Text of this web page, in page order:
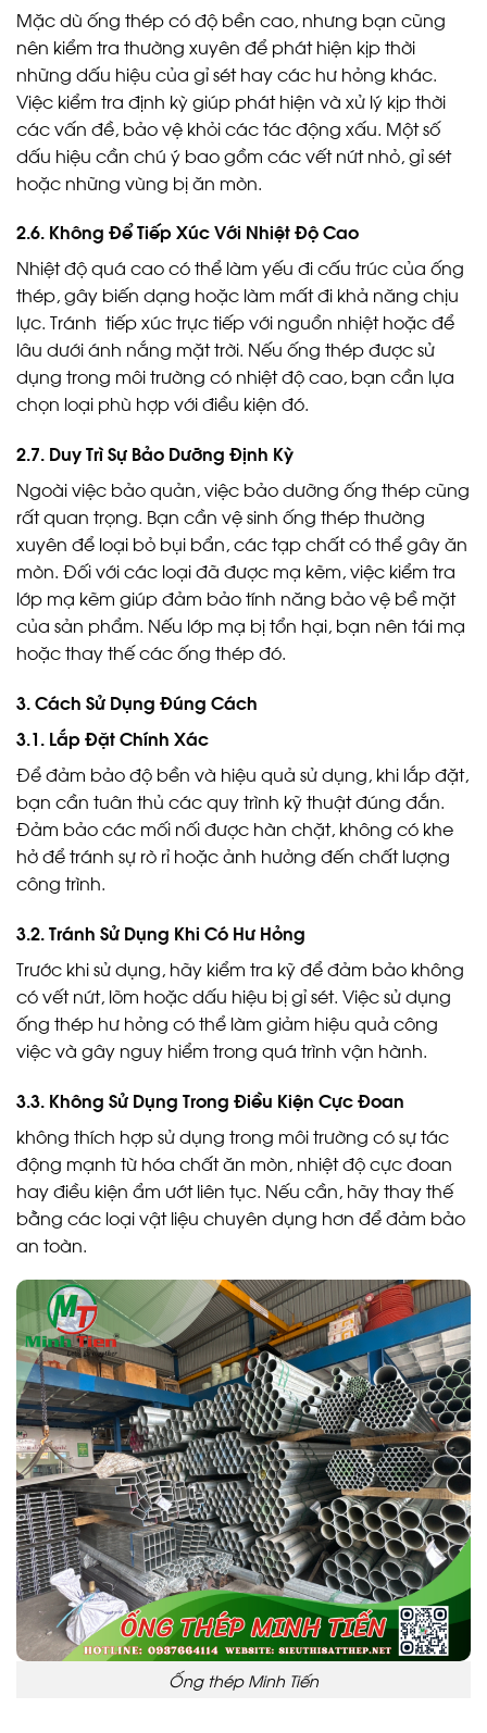
Mặc dù ống thép có độ bền cao, nhưng bạn cũng
nên kiểm tra thường xuyên để phát hiện kịp thời
những dấu hiệu của gỉ sét hay các hư hỏng khác.
Việc kiểm tra định kỳ giúp phát hiện và xử lý kịp thời
các vấn đề, bảo vệ khỏi các tác động xấu. Một số
dấu hiệu cần chú ý bao gồm các vết nứt nhỏ, gỉ sét
hoặc những vùng bị ăn mòn.
2.6. Không Để Tiếp Xúc Với Nhiệt Độ Cao
Nhiệt độ quá cao có thể làm yếu đi cấu trúc của ống
thép, gây biến dạng hoặc làm mất đi khả năng chịu
lực. Tránh tiếp xúc trực tiếp với nguồn nhiệt hoặc để
lâu dưới ánh nắng mặt trời. Nếu ống thép được sử
dụng trong môi trường có nhiệt độ cao, bạn cần lựa
chọn loại phù hợp với điều kiện đó.
2.7. Duy Trì Sự Bảo Dưỡng Định Kỳ
Ngoài việc bảo quản, việc bảo dưỡng ống thép cũng
rất quan trọng. Bạn cần vệ sinh ống thép thường
xuyên để loại bỏ bụi bẩn, các tạp chất có thể gây ăn
mòn. Đối với các loại đã được mạ kẽm, việc kiểm tra
lớp mạ kẽm giúp đảm bảo tính năng bảo vệ bề mặt
của sản phẩm. Nếu lớp mạ bị tổn hại, bạn nên tái mạ
hoặc thay thế các ống thép đó.
3. Cách Sử Dụng Đúng Cách
3.1. Lắp Đặt Chính Xác
Để đảm bảo độ bền và hiệu quả sử dụng, khi lắp đặt,
bạn cần tuân thủ các quy trình kỹ thuật đúng đắn.
Đảm bảo các mối nối được hàn chặt, không có khe
hở để tránh sự rò rỉ hoặc ảnh hưởng đến chất lượng
công trình.
3.2. Tránh Sử Dụng Khi Có Hư Hỏng
Trước khi sử dụng, hãy kiểm tra kỹ để đảm bảo không
có vết nứt, lõm hoặc dấu hiệu bị gỉ sét. Việc sử dụng
ống thép hư hỏng có thể làm giảm hiệu quả công
việc và gây nguy hiểm trong quá trình vận hành.
3.3. Không Sử Dụng Trong Điều Kiện Cực Đoan
không thích hợp sử dụng trong môi trường có sự tác
động mạnh từ hóa chất ăn mòn, nhiệt độ cực đoan
hay điều kiện ẩm ướt liên tục. Nếu cần, hãy thay thế
bằng các loại vật liệu chuyên dụng hơn để đảm bảo
an toàn.
Ống thép Minh Tiến